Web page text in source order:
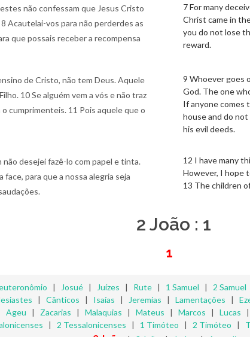
não confessam que Jesus Cristo
Acautelai-vos para não perderdes as
que possais receber a recompensa
7 For many
Christ came in
you do not lose
reward.
de Cristo, não tem Deus. Aquele
10 Se alguém vem a vós e não traz
cumprimenteis. 11 Pois aquele que o
9 Whoever goes
God. The one
If anyone comes
house and do
his evil deeds.
desejei fazê-lo com papel e tinta.
para que a nossa alegria seja
12 I have many
However, I hope
13 The children
2 João : 1
1
| Josué| Juízes | Rute| 1 Samuel | 2 Samuel
| Cânticos | Isaías | Jeremias | Lamentações |
Ageu | Zacarias | Malaquias | Mateus | Marcos | Lucas |
| 2 Tessalonicenses | 1 Timóteo | 2 Timóteo |